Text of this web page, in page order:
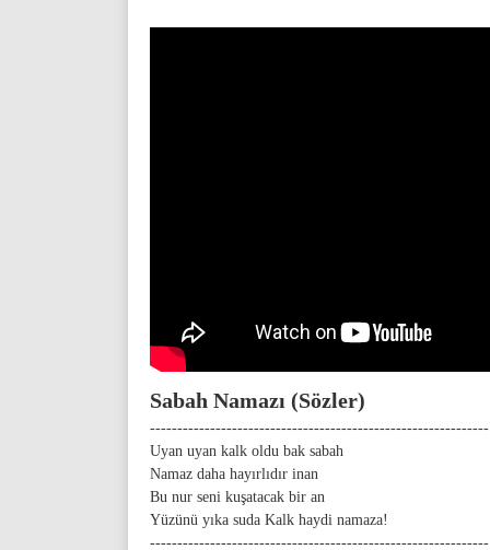
Sabah Namazı (Sözler)
--------------------------------------------------------------
Uyan uyan kalk oldu bak sabah
Namaz daha hayırlıdır inan
Bu nur seni kuşatacak bir an
Yüzünü yıka suda Kalk haydi namaza!
--------------------------------------------------------------